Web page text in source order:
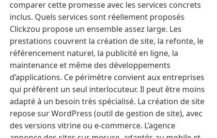
comparer cette promesse avec les services concrets
inclus. Quels services sont réellement proposés
Clickzou propose un ensemble assez large. Les
prestations couvrent la création de site, la refonte, le
référencement naturel, la publicité en ligne, la
maintenance et même des développements
d’applications. Ce périmètre convient aux entreprises
qui préfèrent un seul interlocuteur. Il peut être moins
adapté à un besoin très spécialisé. La création de site
repose sur WordPress (outil de gestion de site), avec
des versions vitrine ou e-commerce. L’agence